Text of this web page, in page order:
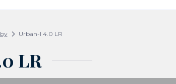
Urban-I 4.0 LR
LR